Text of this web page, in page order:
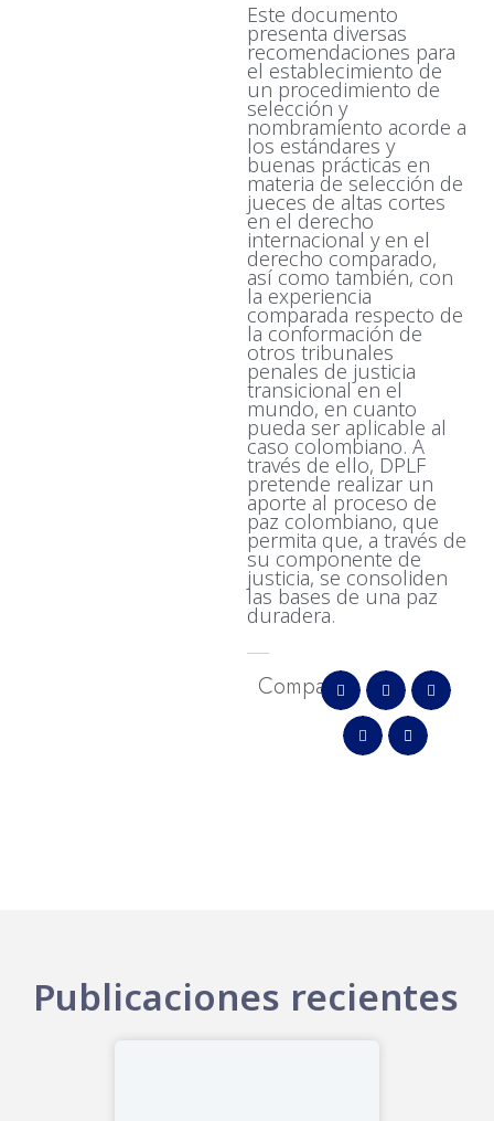
Este documento
presenta diversas
recomendaciones para
el establecimiento de
un procedimiento de
selección y
nombramiento acorde a
los estándares y
buenas prácticas en
materia de selección de
jueces de altas cortes
en el derecho
internacional y en el
derecho comparado,
así como también, con
la experiencia
comparada respecto de
la conformación de
otros tribunales
penales de justicia
transicional en el
mundo, en cuanto
pueda ser aplicable al
caso colombiano. A
través de ello, DPLF
pretende realizar un
aporte al proceso de
paz colombiano, que
permita que, a través de
su componente de
justicia, se consoliden
las bases de una paz
duradera.
Comparte
Publicaciones recientes